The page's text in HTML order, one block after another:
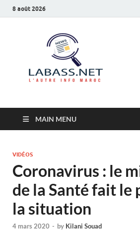
8 août 2026
MAIN MENU
VIDÉOS
Coronavirus : le
de la Santé fait le
la situation
4 mars 2020 - by Kilani Souad